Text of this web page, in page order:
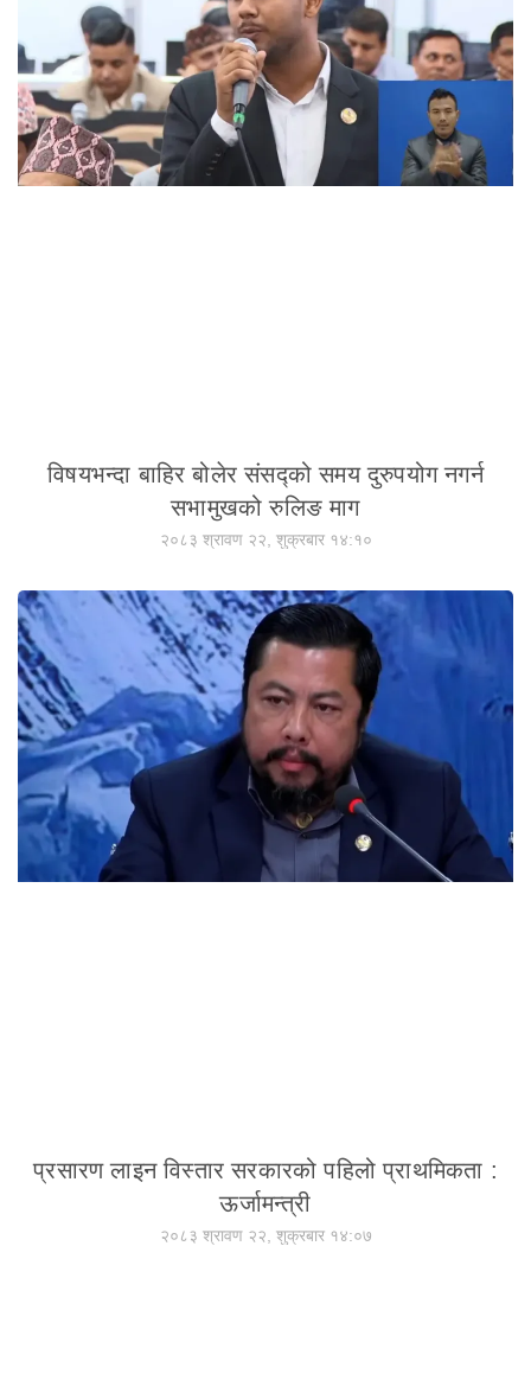
विषयभन्दा बाहिर बोलेर संसद्को समय दुरुपयोग नगर्न
सभामुखको रुलिङ माग
२०८३ श्रावण २२, शुक्रबार १४:१०
प्रसारण लाइन विस्तार सरकारको पहिलो प्राथमिकता :
ऊर्जामन्त्री
२०८३ श्रावण २२, शुक्रबार १४:०७